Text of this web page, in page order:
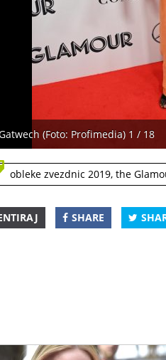
(Foto: Profimedia) 1 / 18
obleke zvezdnic 2019, the
SHARE